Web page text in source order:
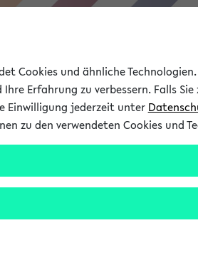
Forschung Studium
Sie auf das Semester, welches
Cookies und ähnliche
Ihre Erfahrung zu verbessern. Falls
Einwilligung jederzeit unter
zu den verwendeten Cookies und